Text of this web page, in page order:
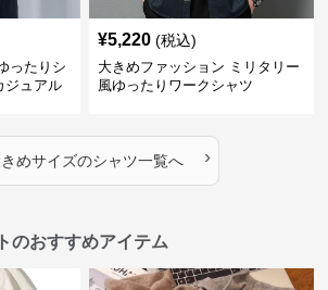
ったりシ
ジュアル
¥5,220 (税込)
大きめファッション ミリタリー
風ゆったりワークシャツ
めサイズのシャツ一覧へ ›
のおすすめアイテム